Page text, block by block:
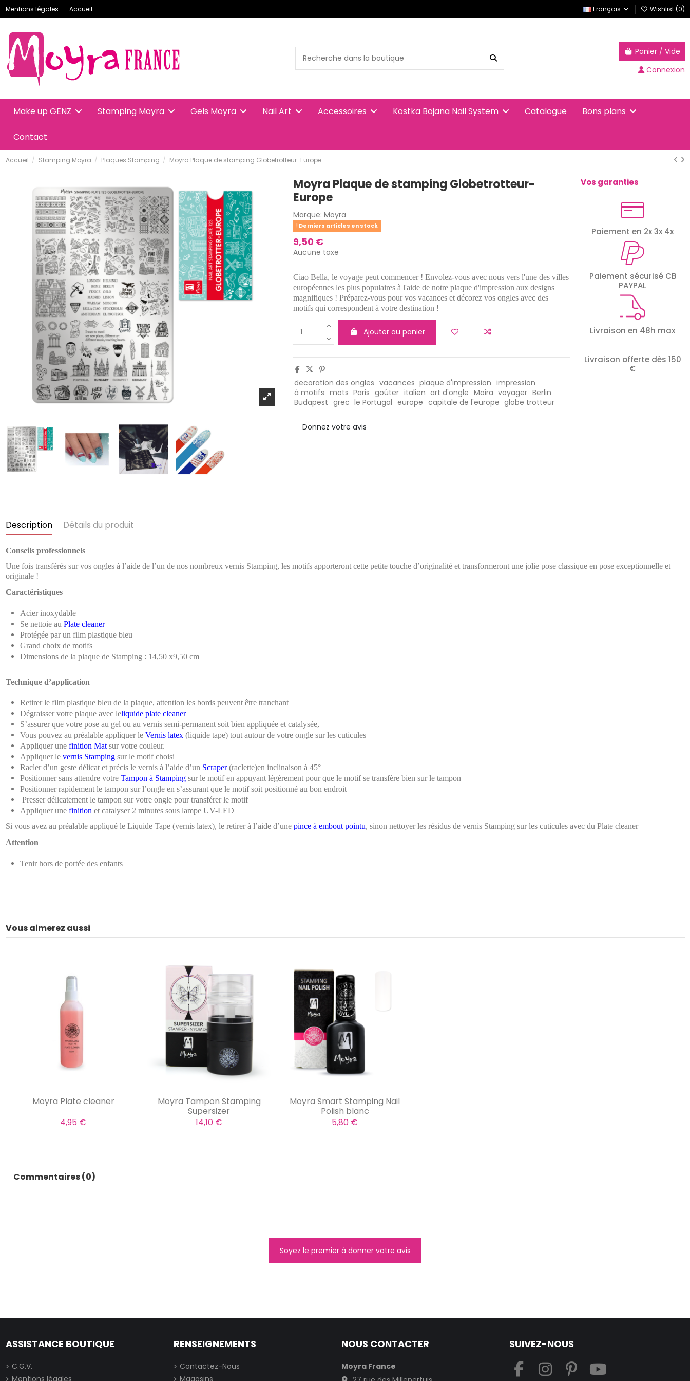
Mentions légales Accueil Français Wishlist (0)
Panier / Vide
Connexion
Make up GENZ Stamping Moyra Gels Moyra Nail Art Accessoires Kostka Bojana Nail System Catalogue Bons plans
Contact
Accueil Stamping Moyra Plaques Stamping Moyra Plaque de stamping Globetrotteur-Europe
Moyra Plaque de stamping Globetrotteur-
Europe
Marque: Moyra
Derniers articles en stock
9,50 €
Aucune taxe
Ciao Bella, le voyage peut commencer ! Envolez-vous avec nous vers l'une des villes
européennes les plus populaires à l'aide de notre plaque d'impression aux designs
magnifiques ! Préparez-vous pour vos vacances et décorez vos ongles avec des
motifs qui correspondent à votre destination !
Ajouter au panier
decoration des ongles vacances plaque d'impression impression
à motifs mots Paris goûter italien art d'ongle Moira voyager Berlin
Budapest grec le Portugal europe capitale de l'europe globe trotteur
Donnez votre avis
Vos garanties
Paiement en 2x 3x 4x
Paiement sécurisé CB
PAYPAL
Livraison en 48h max
Livraison offerte dès 150
€
Description Détails du produit
Conseils professionnels
Une fois transférés sur vos ongles à l’aide de l’un de nos nombreux vernis Stamping, les motifs apporteront cette petite touche d’originalité et transformeront une jolie pose classique en pose exceptionnelle et
originale !
Caractéristiques
Acier inoxydable
Se nettoie au Plate cleaner
Protégée par un film plastique bleu
Grand choix de motifs
Dimensions de la plaque de Stamping : 14,50 x9,50 cm
Technique d’application
Retirer le film plastique bleu de la plaque, attention les bords peuvent être tranchant
Dégraisser votre plaque avec leliquideplate cleaner
S’assurer que votre pose au gel ou au vernis semi-permanent soit bien appliquée et catalysée,
Vous pouvez au préalable appliquer le Vernis latex(liquide tape) tout autour de votre ongle sur les cuticules
Appliquer une finition Matsur votre couleur.
Appliquer le vernis Stampingsur le motif choisi
Racler d’un geste délicat et précis le vernis à l’aide d’un Scraper(raclette)en inclinaison à 45°
Positionner sans attendre votre Tampon à Stampingsur le motif en appuyant légèrement pour que le motif se transfère bien sur le tampon
Positionner rapidement le tampon sur l’ongle en s’assurant que le motif soit positionné au bon endroit
Presser délicatement le tampon sur votre ongle pour transférer le motif
Appliquer une finitionet catalyser 2 minutes sous lampe UV-LED
Si vous avez au préalable appliqué le Liquide Tape (vernis latex), le retirer à l’aide d’une pince à embout pointu, sinon nettoyer les résidus de vernis Stamping sur les cuticules avec du Plate cleaner
Attention
Tenir hors de portée des enfants
Vous aimerez aussi
Moyra Plate cleaner
4,95 €
Moyra Tampon Stamping
Supersizer
14,10 €
Moyra Smart Stamping Nail
Polish blanc
5,80 €
Commentaires (0)
Soyez le premier à donner votre avis
ASSISTANCE BOUTIQUE
C.G.V.
Mentions légales
RENSEIGNEMENTS
Contactez-Nous
Magasins
NOUS CONTACTER
Moyra France
SUIVEZ-NOUS